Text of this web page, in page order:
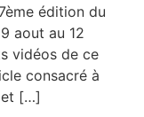
édition du
aout au 12
vidéos de ce
consacré à
et […]